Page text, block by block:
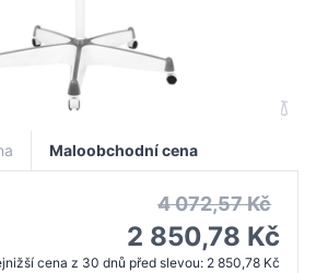
60 led smd 5d zvětšovací
reg. intenzita světla
Maloobchodní cena
4 072,57 Kč
2 850,78 Kč
cena z 30 dnů před slevou: 2 850,78 Kč